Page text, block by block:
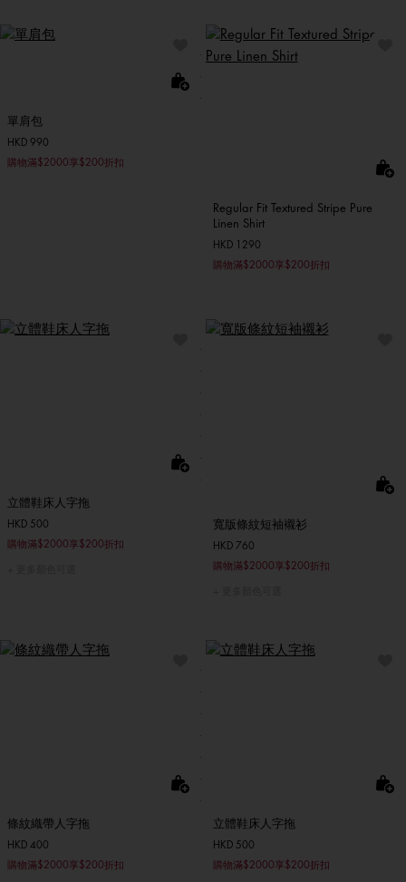
單肩包
HKD 990
購物滿$2000享$200折扣
Regular Fit Textured Stripe Pure
Linen Shirt
HKD 1290
購物滿$2000享$200折扣
立體鞋床人字拖
HKD 500
購物滿$2000享$200折扣
寬版條紋短袖襯衫
HKD 760
購物滿$2000享$200折扣
條紋織帶人字拖
HKD 400
購物滿$2000享$200折扣
立體鞋床人字拖
HKD 500
購物滿$2000享$200折扣